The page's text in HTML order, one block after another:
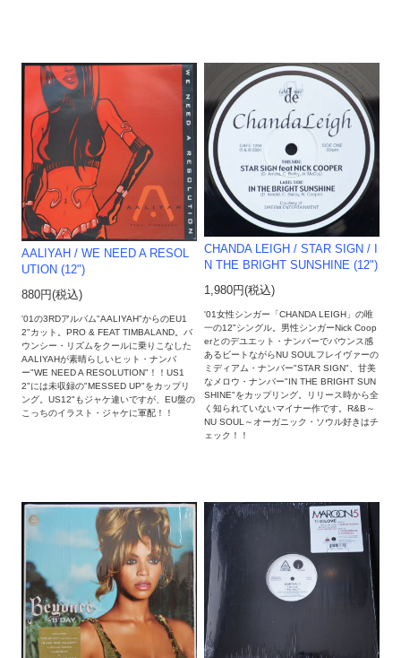
AALIYAH / WE NEED A RESOL
UTION (12")
880円(税込)
'01の3RDアルバム"AALIYAH"からのEU1
2"カット。PRO & FEAT TIMBALAND。バ
ウンシー・リズムをクールに乗りこなした
AALIYAHが素晴らしいヒット・ナンバ
ー"WE NEED A RESOLUTION"！！US1
2"には未収録の"MESSED UP"をカップリ
ング。US12"もジャケ違いですが、EU盤の
こっちのイラスト・ジャケに軍配！！
CHANDA LEIGH / STAR SIGN / I
N THE BRIGHT SUNSHINE (12")
1,980円(税込)
'01女性シンガー「CHANDA LEIGH」の唯
一の12"シングル。男性シンガーNick Coop
erとのデユエット・ナンバーでバウンス感
あるビートながらNU SOULフレイヴァーの
ミディアム・ナンバー"STAR SIGN"、甘美
なメロウ・ナンバー"IN THE BRIGHT SUN
SHINE"をカップリング。リリース時から全
く知られていないマイナー作です。R&B～
NU SOUL～オーガニック・ソウル好きはチ
ェック！！